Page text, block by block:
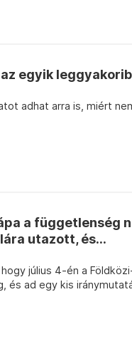
egyik
adhat arra is, miért
a függetlenség
utazott, és...
július 4-én a
és ad egy kis